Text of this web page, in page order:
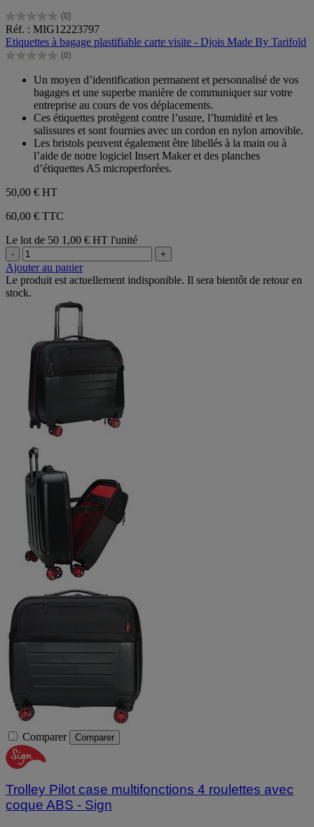
(0)
0.0
sur
5
étoiles.
Réf. : MIG12223797
Etiquettes à bagage plastifiable carte visite - Djois Made By Tarifold
(0)
0.0
étoiles.
Un moyen d’identification permanent et personnalisé de vos
bagages et une superbe manière de communiquer sur votre
entreprise au cours de vos déplacements.
Ces étiquettes protègent contre l’usure, l’humidité et les
salissures et sont fournies avec un cordon en nylon amovible.
Les bristols peuvent également être libellés à la main ou à
l’aide de notre logiciel Insert Maker et des planches
d’étiquettes A5 microperforées.
50,00 € HT
60,00 € TTC
Le lot de 50 1,00 € HT l'unité
- +
Ajouter au panier
Le produit est actuellement indisponible. Il sera bientôt de retour en
stock.
Comparer Comparer
Trolley Pilot case multifonctions 4 roulettes avec
coque ABS - Sign